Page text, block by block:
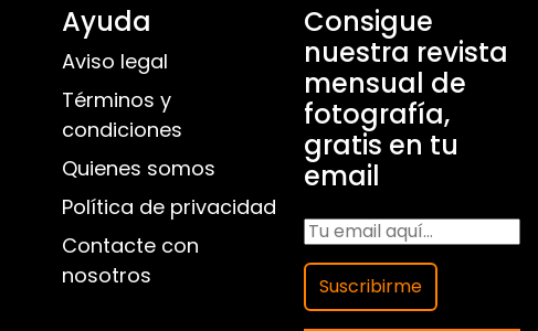
Ayuda
Aviso legal
Términos y
condiciones
Quienes somos
Política de privacidad
Contacte con
nosotros
Consigue
nuestra revista
mensual de
fotografía,
gratis en tu
email
Suscribirme